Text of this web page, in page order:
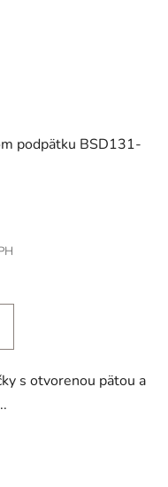
podpätku BSD131-
s otvorenou pätou a